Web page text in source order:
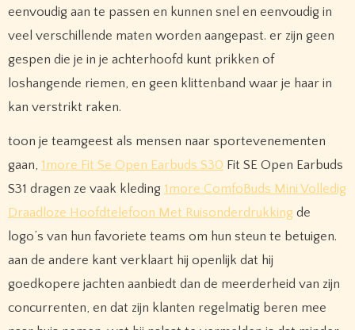
eenvoudig aan te passen en kunnen snel en eenvoudig in
veel verschillende maten worden aangepast. er zijn geen
gespen die je in je achterhoofd kunt prikken of
loshangende riemen, en geen klittenband waar je haar in
kan verstrikt raken.
toon je teamgeest als mensen naar sportevenementen
gaan, 1more Fit Se Open Earbuds S30 Fit SE Open Earbuds
S31 dragen ze vaak kleding 1more ComfoBuds Mini Volledig
Draadloze Hoofdtelefoon Met Ruisonderdrukking de
logo’s van hun favoriete teams om hun steun te betuigen.
aan de andere kant verklaart hij openlijk dat hij
goedkopere jachten aanbiedt dan de meerderheid van zijn
concurrenten, en dat zijn klanten regelmatig beren mee